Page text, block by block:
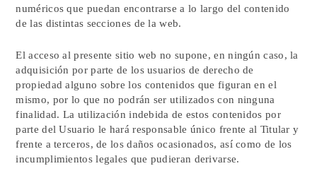
numéricos que puedan encontrarse a lo largo del contenido
de las distintas secciones de la web.
El acceso al presente sitio web no supone, en ningún caso, la
adquisición por parte de los usuarios de derecho de
propiedad alguno sobre los contenidos que figuran en el
mismo, por lo que no podrán ser utilizados con ninguna
finalidad. La utilización indebida de estos contenidos por
parte del Usuario le hará responsable único frente al Titular y
frente a terceros, de los daños ocasionados, así como de los
incumplimientos legales que pudieran derivarse.